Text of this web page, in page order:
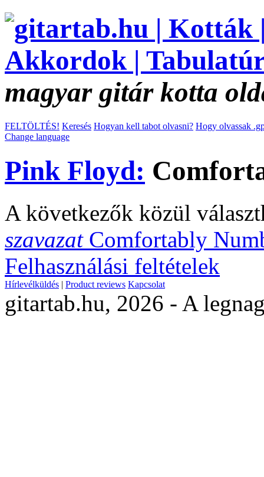
magyar gitár kotta
FELTÖLTÉS! Keresés Hogyan kell tabot olvasni? Hogy olvassak
Change language
Pink Floyd:
A következők közül
szavazat Comfortably
Felhasználási feltételek
Hírlevélküldés | Product reviews Kapcsolat
gitartab.hu, 2026 - A